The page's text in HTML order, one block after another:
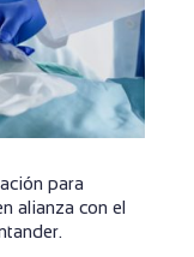
para
alianza con el